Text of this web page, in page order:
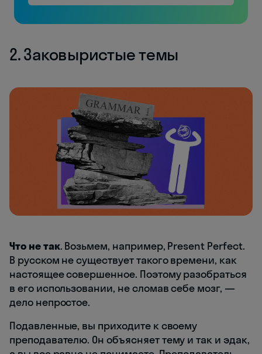
2. Заковыристые темы
Что не так. Возьмем, например, Present Perfect.
В русском не существует такого времени, как
настоящее совершенное. Поэтому разобраться
в его использовании, не сломав себе мозг, —
дело непростое.
Подавленные, вы приходите к своему
преподавателю. Он объясняет тему и так и эдак,